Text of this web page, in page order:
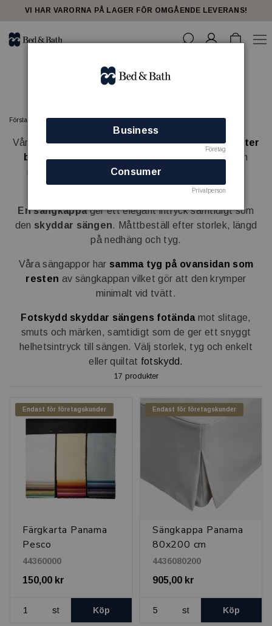
share23VI HAR VARORNA PÅ LAGER FÖR OMGÅENDE LEVERANS!
Sängkappor/Fotskydd
Förstasidan SOVRUM Sängkappor/Fotskydd
Våra sängkappor och fotskydd för hotellsys upp efter
beställningför att passa exakt till era sängar och
interiör. Vi har många olika tyger och massor med
färgalternativ.
En sängkappager ett elegant intryck samtidigt som
den skyddar sängen. Måttbeställ efter storlek, längd
på nedhäng och tyg.
Våra sängappor har samma tyg på ovansidan som
resten av sängkappan vilket gör att den krymper
minimalt vid tvätt.
Fotskydd skyddar sängens fotändamot slitage,
smuts och märken, samtidigt som de ger ett snyggt
helhetsintryck till sängen. Välj storlek, tyg och enkelt
eller quiltat fotskydd.
17 produkter
Endast för företagskunder
Färgkarta Panama
Pesco
44360000
150,00 kr
st Köp
Endast för företagskunder
Sängkappa Panama
80x200 cm
4436080200
905,00 kr
st Köp
Business
Företag
Consumer
Privatperson